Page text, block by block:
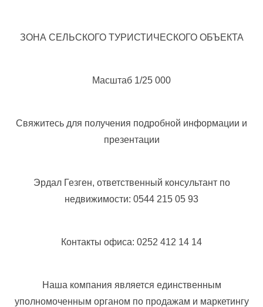
ЗОНА СЕЛЬСКОГО ТУРИСТИЧЕСКОГО ОБЪЕКТА
Масштаб 1/25 000
Свяжитесь для получения подробной информации и
презентации
Эрдал Гезген, ответственный консультант по
недвижимости: 0544 215 05 93
Контакты офиса: 0252 412 14 14
Наша компания является единственным
уполномоченным органом по продажам и маркетингу